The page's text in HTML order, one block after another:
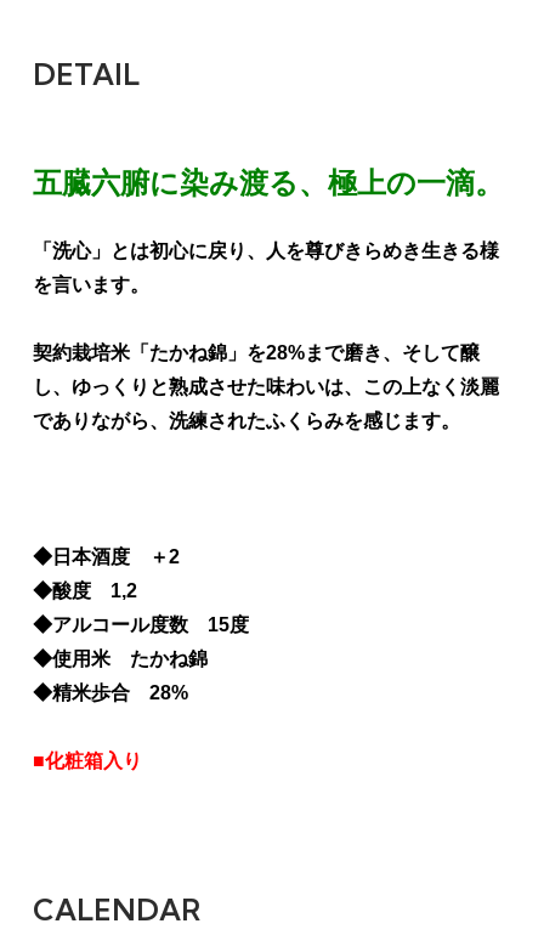
DETAIL
五臓六腑に染み渡る、極上の一滴。
「洗心」とは初心に戻り、人を尊びきらめき生きる様
を言います。
契約栽培米「たかね錦」を28%まで磨き、そして醸
し、ゆっくりと熟成させた味わいは、この上なく淡麗
でありながら、洗練されたふくらみを感じます。
◆日本酒度 ＋2
◆酸度 1,2
◆アルコール度数 15度
◆使用米 たかね錦
◆精米歩合 28%
■化粧箱入り
CALENDAR